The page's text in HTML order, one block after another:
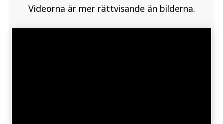
Videorna är mer rättvisande än bilderna.